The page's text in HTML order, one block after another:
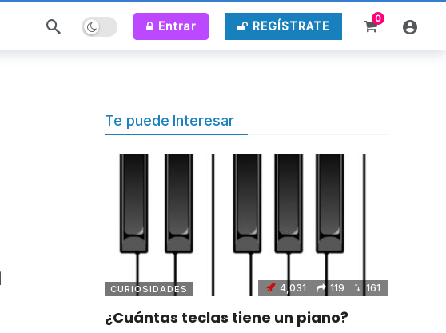
Dark mode Entrar REGÍSTRATE
0
Te puede Interesar
CURIOSIDADES 4,031 119 161
¿Cuántas teclas tiene un piano?